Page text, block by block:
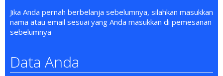
Jika Anda pernah berbelanja sebelumnya, silahkan masukkan
nama atau email sesuai yang Anda masukkan di pemesanan
sebelumnya
Data Anda